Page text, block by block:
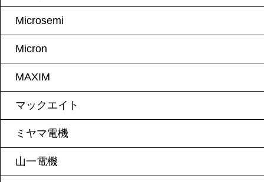
Microsemi
Micron
MAXIM
マックエイト
ミヤマ電機
山一電機